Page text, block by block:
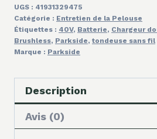
UGS : 41931329475
Catégorie : Entretien de la Pelouse
Étiquettes : 40V, Batterie, Chargeur
Brushless, Parkside, tondeuse sans fil
Marque : Parkside
Description
Avis (0)